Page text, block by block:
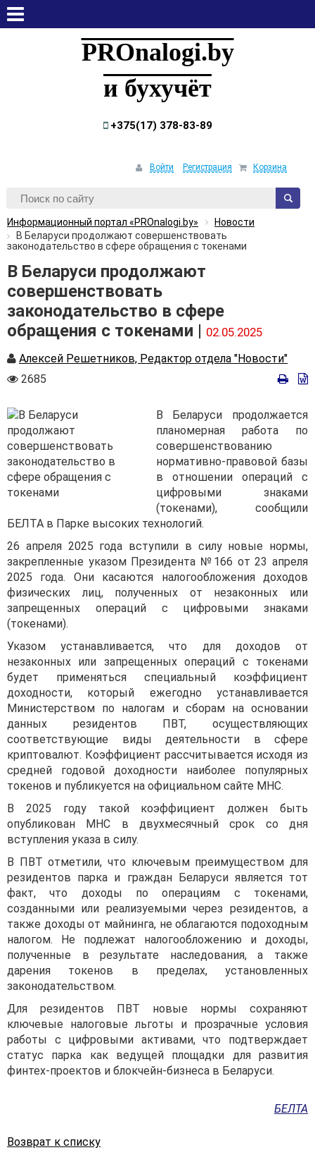
PROnalogi.by
и бухучёт
+375(17) 378-83-89
Войти Регистрация Корзина
Информационный портал «PROnalogi.by»
Новости
В Беларуси продолжают совершенствовать
законодательство в сфере обращения с токенами
В Беларуси продолжают
совершенствовать
законодательство в сфере
обращения с токенами | 02.05.2025
Автор
Алексей Решетников, Редактор отдела "Новости"
Количество
2685
В Беларуси продолжается
планомерная работа по
совершенствованию
нормативно-правовой базы
в отношении операций с
цифровыми знаками
(токенами), сообщили
БЕЛТА в Парке высоких технологий.
26 апреля 2025 года вступили в силу новые нормы,
закрепленные указом Президента №166 от 23 апреля
2025 года. Они касаются налогообложения доходов
физических лиц, полученных от незаконных или
запрещенных операций с цифровыми знаками
(токенами).
Указом устанавливается, что для доходов от
незаконных или запрещенных операций с токенами
будет применяться специальный коэффициент
доходности, который ежегодно устанавливается
Министерством по налогам и сборам на основании
данных резидентов ПВТ, осуществляющих
соответствующие виды деятельности в сфере
криптовалют. Коэффициент рассчитывается исходя из
средней годовой доходности наиболее популярных
токенов и публикуется на официальном сайте МНС.
В 2025 году такой коэффициент должен быть
опубликован МНС в двухмесячный срок со дня
вступления указа в силу.
В ПВТ отметили, что ключевым преимуществом для
резидентов парка и граждан Беларуси является тот
факт, что доходы по операциям с токенами,
созданными или реализуемыми через резидентов, а
также доходы от майнинга, не облагаются подоходным
налогом. Не подлежат налогообложению и доходы,
полученные в результате наследования, а также
дарения токенов в пределах, установленных
законодательством.
Для резидентов ПВТ новые нормы сохраняют
ключевые налоговые льготы и прозрачные условия
работы с цифровыми активами, что подтверждает
статус парка как ведущей площадки для развития
финтех-проектов и блокчейн-бизнеса в Беларуси.
БЕЛТА
Возврат к списку